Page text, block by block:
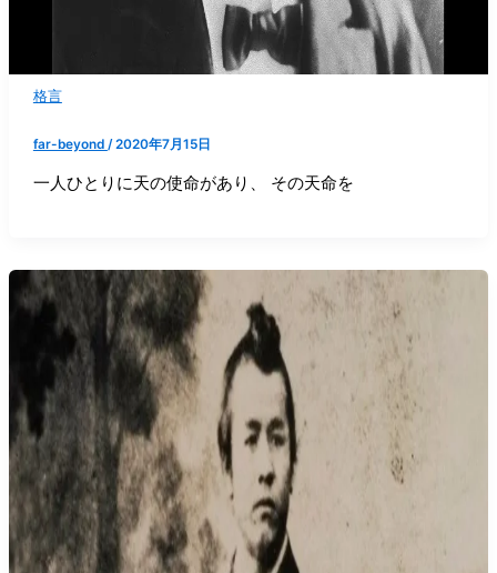
格言
far-beyond /2020年7月15日
一人ひとりに天の使命があり、 その天命を